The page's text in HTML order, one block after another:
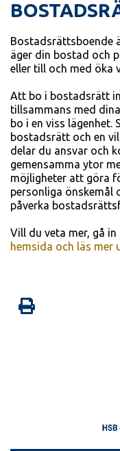
Bostadsrättsboende
äger din bostad och
eller till och med öka
Att bo i bostadsrätt
tillsammans med
bo i en viss lägenhet.
bostadsrätt och en
delar du ansvar och
gemensamma ytor
möjligheter att göra
personliga önskemål
påverka
Vill du veta mer, gå in
hemsida och läs mer